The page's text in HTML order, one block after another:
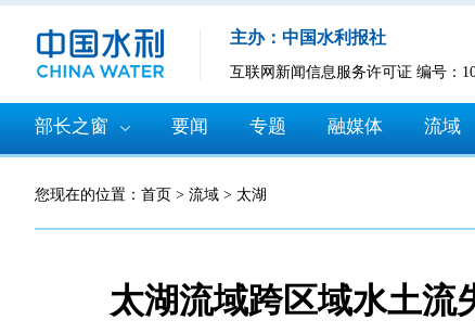
主办：中国水利报社
互联网新闻信息服务许可证 编号：
部长之窗 要闻 专题 融媒体 流域
您现在的位置： 首页 > 流域 > 太湖
太湖流域跨区域水土流